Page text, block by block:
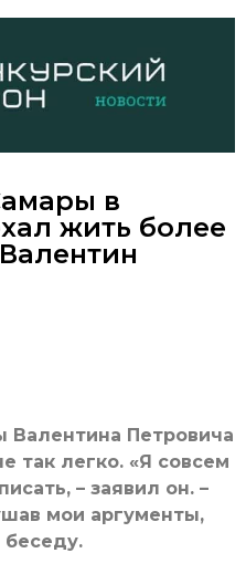
в
жить более
Валентина Петровича
так легко. «Я совсем
– заявил он. –
мои аргументы,
беседу.